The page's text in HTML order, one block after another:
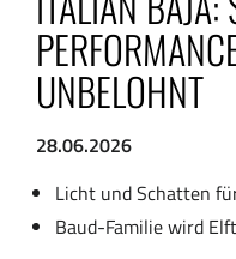
UNBELOHNT
28.06.2026
Licht und Schatten
Baud-Familie wird